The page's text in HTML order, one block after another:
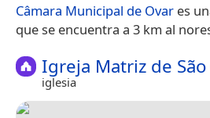
Câmara Municipal de Ovar es
que se encuentra a 3 km al
Igreja Matriz de
iglesia